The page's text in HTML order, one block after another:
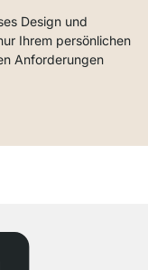
Design und
Ihrem persönlichen
Anforderungen